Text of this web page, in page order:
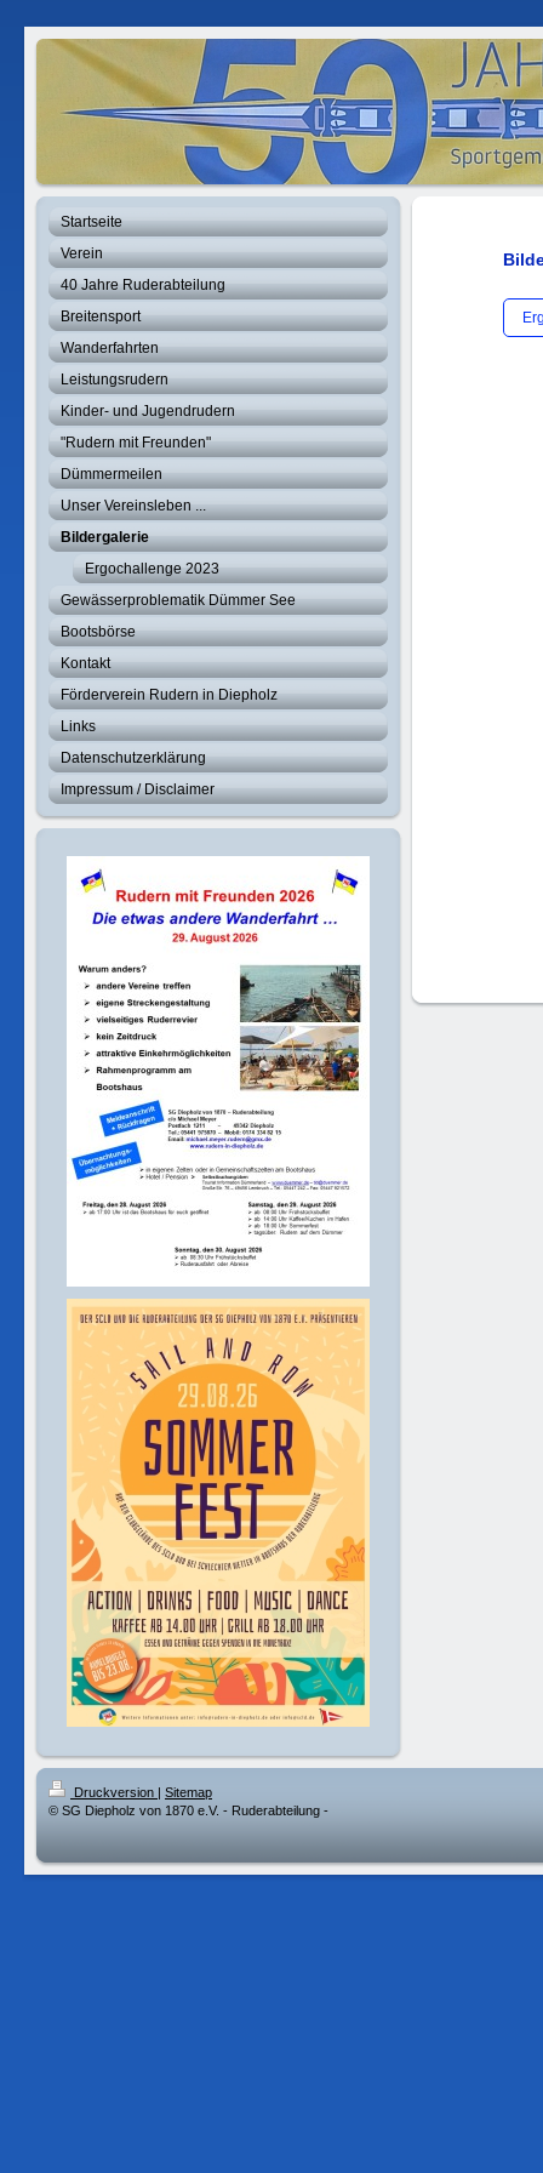
Startseite
Verein
40 Jahre Ruderabteilung
Breitensport
Wanderfahrten
Leistungsrudern
Kinder- und Jugendrudern
"Rudern mit Freunden"
Dümmermeilen
Unser Vereinsleben ...
Bildergalerie
Ergochallenge 2023
Gewässerproblematik Dümmer See
Bootsbörse
Kontakt
Förderverein Rudern in Diepholz
Links
Datenschutzerklärung
Impressum / Disclaimer
Druckversion | Sitemap
© SG Diepholz von 1870 e.V. - Ruderabteilung -